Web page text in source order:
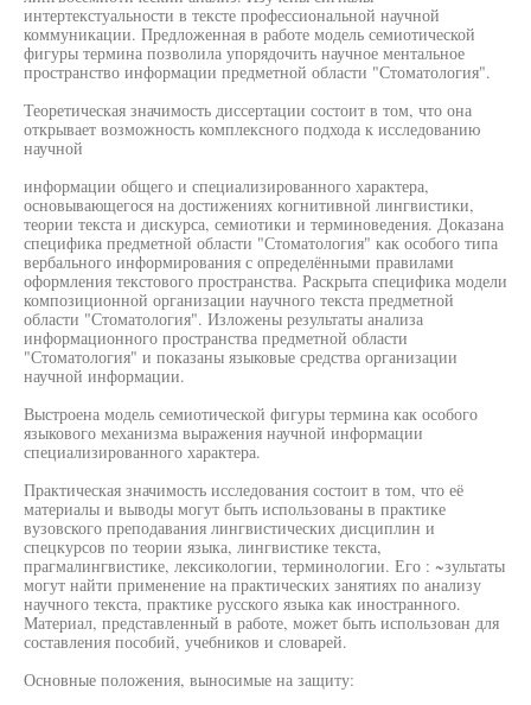
интертекстуальности в тексте профессиональной научной
коммуникации. Предложенная в работе модель семиотической
фигуры термина позволила упорядочить научное ментальное
пространство информации предметной области "Стоматология".
Теоретическая значимость диссертации состоит в том, что она
открывает возможность комплексного подхода к исследованию
научной
информации общего и специализированного характера,
основывающегося на достижениях когнитивной лингвистики,
теории текста и дискурса, семиотики и терминоведения. Доказана
специфика предметной области "Стоматология" как особого типа
вербального информирования с определёнными правилами
оформления текстового пространства. Раскрыта специфика модели
композиционной организации научного текста предметной
области "Стоматология". Изложены результаты анализа
информационного пространства предметной области
"Стоматология" и показаны языковые средства организации
научной информации.
Выстроена модель семиотической фигуры термина как особого
языкового механизма выражения научной информации
специализированного характера.
Практическая значимость исследования состоит в том, что её
материалы и выводы могут быть использованы в практике
вузовского преподавания лингвистических дисциплин и
спецкурсов по теории языка, лингвистике текста,
прагмалингвистике, лексикологии, терминологии. Его : ~зультаты
могут найти применение на практических занятиях по анализу
научного текста, практике русского языка как иностранного.
Материал, представленный в работе, может быть использован для
составления пособий, учебников и словарей.
Основные положения, выносимые на защиту: